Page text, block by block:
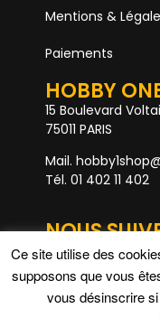
Mentions &
Paiements
HOBBY
15 Boulevard
75011 PARIS
Mail.
Tél. 01 402 11 402
NOUS
Ce site utilise des
supposons que vous
vous désinscrire